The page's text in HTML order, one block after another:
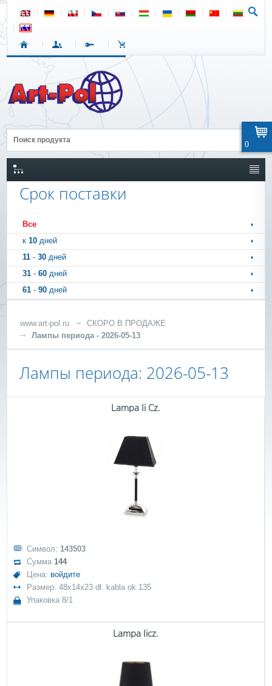
Срок поставки
Все
к10дней
11 -30 дней
31 -60 дней
61 -90 дней
www.art-pol.ru
СКОРО В ПРОДАЖЕ
Лампы периода - 2026-05-13
Лампы периода: 2026-05-13
Lampa Ii Cz.
Символ: 143503
Сумма144
Цена: войдите
Размер: 48x14x23 dł. kabla ok 135
Упаковка 8/1
Lampa Iicz.
0